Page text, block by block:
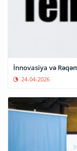
İnnovasiya və
24-04-2026